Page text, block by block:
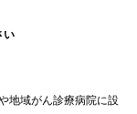
い
地域がん診療病院に設